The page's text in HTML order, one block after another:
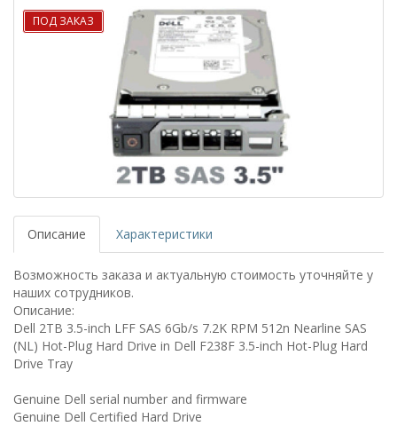
ПОД ЗАКАЗ
Описание Характеристики
Возможность заказа и актуальную стоимость уточняйте у
наших сотрудников.
Описание:
Dell 2TB 3.5-inch LFF SAS 6Gb/s 7.2K RPM 512n Nearline SAS
(NL) Hot-Plug Hard Drive in Dell F238F 3.5-inch Hot-Plug Hard
Drive Tray
Genuine Dell serial number and firmware
Genuine Dell Certified Hard Drive